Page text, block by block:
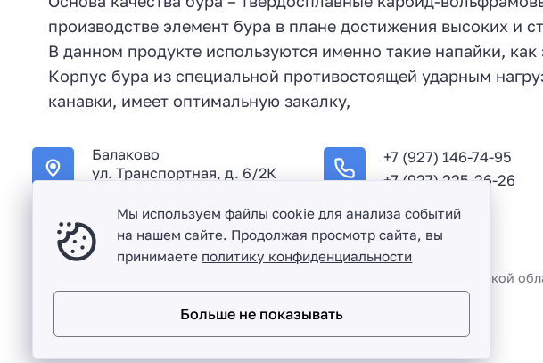
производстве элемент бура в плане достижения высоких и
В данном продукте используются именно такие напайки,
Корпус бура из специальной противостоящей ударным
канавки, имеет оптимальную закалку,
Балаково
ул. Транспортная, д. 6/2К
+7 (927) 146-74-95
+7 (927) 225-26-26
Оптовая продажа сантехники и комплектующих в Балаково и Саратовской
Разработка сайта и дизайн: revtail.ru
Мы используем файлы cookie для анализа событий
на нашем сайте. Продолжая просмотр сайта, вы
принимаете политику конфиденциальности
Больше не показывать